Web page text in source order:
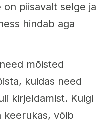
piisavalt selge ja
hindab aga
mõisted
kuidas need
kirjeldamist. Kuigi
keerukas, võib